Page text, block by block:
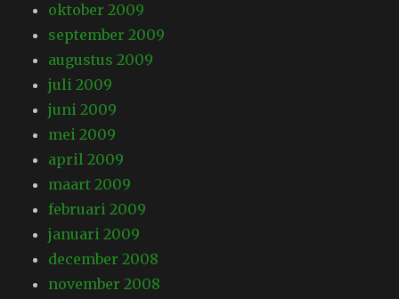
oktober 2009
september 2009
augustus 2009
juli 2009
juni 2009
mei 2009
april 2009
maart 2009
februari 2009
januari 2009
december 2008
november 2008